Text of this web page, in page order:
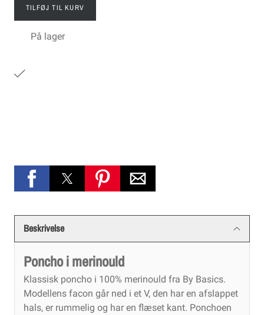
TILFØJ TIL KURV
På lager
Beskrivelse
Poncho i merinould
Klassisk poncho i 100% merinould fra By Basics.
Modellens facon går ned i et V, den har en afslappet
hals, er rummelig og har en flæset kant. Ponchoen